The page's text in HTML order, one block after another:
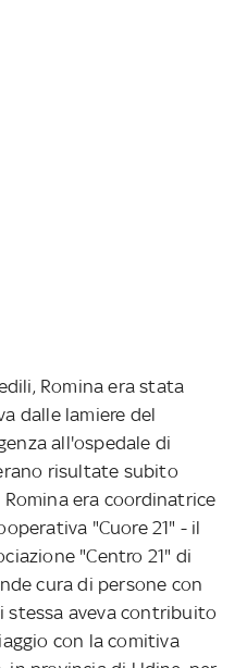
Romina era stata
dalle lamiere del
all'ospedale di
risultate subito
era coordinatrice
"Cuore 21" - il
"Centro 21" di
cura di persone con
stessa aveva contribuito
con la comitiva